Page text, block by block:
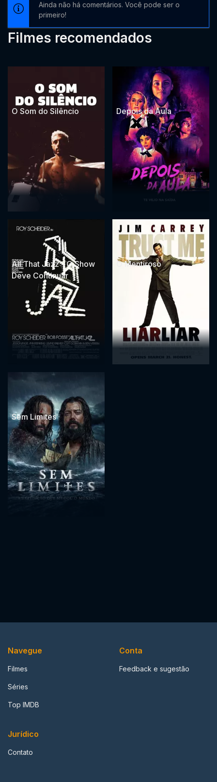
Ainda não há comentários. Você pode ser o
primeiro!
Filmes recomendados
O Som do Silêncio Depois da Aula
All That Jazz - O Show
Deve Continuar
O Mentiroso
Sem Limites
Navegue
Filmes
Séries
Top IMDB
Conta
Feedback e sugestão
Jurídico
Contato